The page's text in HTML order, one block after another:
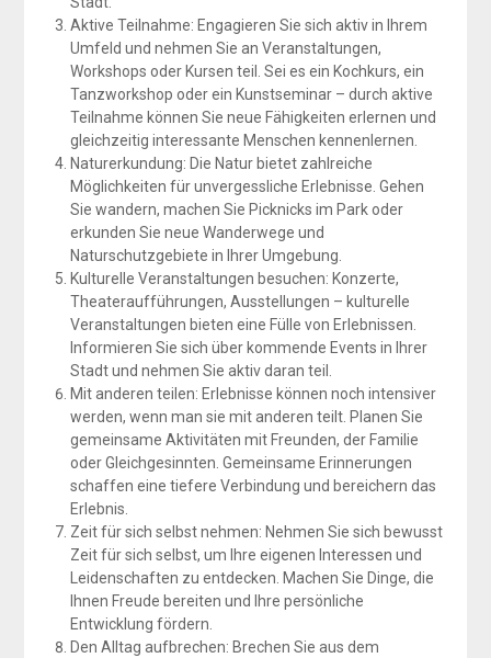
Aktive Teilnahme: Engagieren Sie sich aktiv in Ihrem
Umfeld und nehmen Sie an Veranstaltungen,
Workshops oder Kursen teil. Sei es ein Kochkurs, ein
Tanzworkshop oder ein Kunstseminar – durch aktive
Teilnahme können Sie neue Fähigkeiten erlernen und
gleichzeitig interessante Menschen kennenlernen.
Naturerkundung: Die Natur bietet zahlreiche
Möglichkeiten für unvergessliche Erlebnisse. Gehen
Sie wandern, machen Sie Picknicks im Park oder
erkunden Sie neue Wanderwege und
Naturschutzgebiete in Ihrer Umgebung.
Kulturelle Veranstaltungen besuchen: Konzerte,
Theateraufführungen, Ausstellungen – kulturelle
Veranstaltungen bieten eine Fülle von Erlebnissen.
Informieren Sie sich über kommende Events in Ihrer
Stadt und nehmen Sie aktiv daran teil.
Mit anderen teilen: Erlebnisse können noch intensiver
werden, wenn man sie mit anderen teilt. Planen Sie
gemeinsame Aktivitäten mit Freunden, der Familie
oder Gleichgesinnten. Gemeinsame Erinnerungen
schaffen eine tiefere Verbindung und bereichern das
Erlebnis.
Zeit für sich selbst nehmen: Nehmen Sie sich bewusst
Zeit für sich selbst, um Ihre eigenen Interessen und
Leidenschaften zu entdecken. Machen Sie Dinge, die
Ihnen Freude bereiten und Ihre persönliche
Entwicklung fördern.
Den Alltag aufbrechen: Brechen Sie aus dem